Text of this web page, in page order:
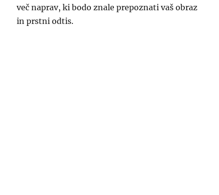
več naprav, ki bodo znale prepoznati vaš obraz
in prstni odtis.